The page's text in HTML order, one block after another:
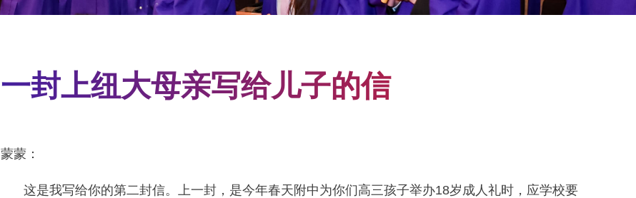
Paris
Tel Aviv
Washington
Robert F. Wagner Graduate School
School of Professional Studies
Silver School of Social Work
一封上纽大母亲写给儿子的信
蒙蒙：
这是我写给你的第二封信。上一封，是今年春天附中为你们高三孩子举办18岁成人礼时，应学校要